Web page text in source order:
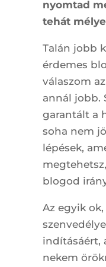
nyomtad
tehát
Talán jobb
érdemes
válaszom
annál jobb.
garantált a
soha nem
lépések,
blogod
Az egyik
indításáért,
nekem